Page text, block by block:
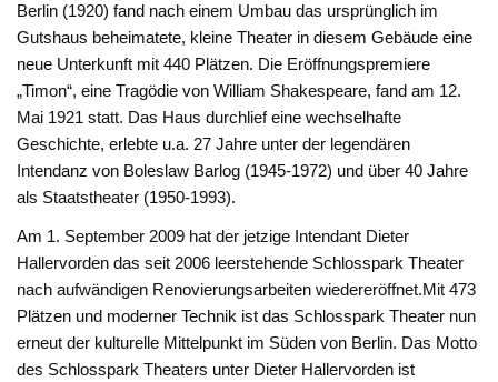
Berlin (1920) fand nach einem Umbau das ursprünglich im
Gutshaus beheimatete, kleine Theater in diesem Gebäude eine
neue Unterkunft mit 440 Plätzen. Die Eröffnungspremiere
„Timon“, eine Tragödie von William Shakespeare, fand am 12.
Mai 1921 statt. Das Haus durchlief eine wechselhafte
Geschichte, erlebte u.a. 27 Jahre unter der legendären
Intendanz von Boleslaw Barlog (1945-1972) und über 40 Jahre
als Staatstheater (1950-1993).
Am 1. September 2009 hat der jetzige Intendant Dieter
Hallervorden das seit 2006 leerstehende Schlosspark Theater
nach aufwändigen Renovierungsarbeiten wiedereröffnet.Mit 473
Plätzen und moderner Technik ist das Schlosspark Theater nun
erneut der kulturelle Mittelpunkt im Süden von Berlin. Das Motto
des Schlosspark Theaters unter Dieter Hallervorden ist